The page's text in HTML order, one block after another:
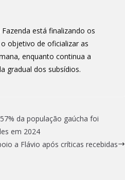
está finalizando os
objetivo de oficializar as
enquanto continua a
gradual dos subsídios.
da população gaúcha foi
em 2024
a Flávio após críticas recebidas